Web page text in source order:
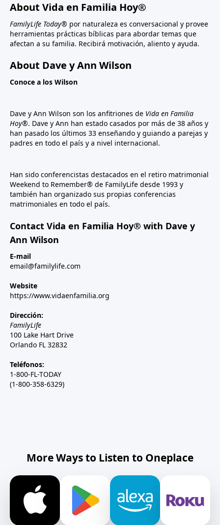
About Vida en Familia Hoy®
FamilyLife Today® por naturaleza es conversacional y provee
herramientas prácticas bíblicas para abordar temas que
afectan a su familia. Recibirá motivación, aliento y ayuda.
About Dave y Ann Wilson
Conoce a los Wilson
Dave y Ann Wilson son los anfitriones de Vida en Familia
Hoy®. Dave y Ann han estado casados por más de 38 años y
han pasado los últimos 33 enseñando y guiando a parejas y
padres en todo el país y a nivel internacional.
Han sido conferencistas destacados en el retiro matrimonial
Weekend to Remember® de FamilyLife desde 1993 y
también han organizado sus propias conferencias
matrimoniales en todo el país.
Contact Vida en Familia Hoy® with Dave y
Ann Wilson
E-mail
email@familylife.com
Website
https://www.vidaenfamilia.org
Dirección:
FamilyLife
100 Lake Hart Drive
Orlando FL 32832
Teléfonos:
1-800-FL-TODAY
(1-800-358-6329)
More Ways to Listen to Oneplace